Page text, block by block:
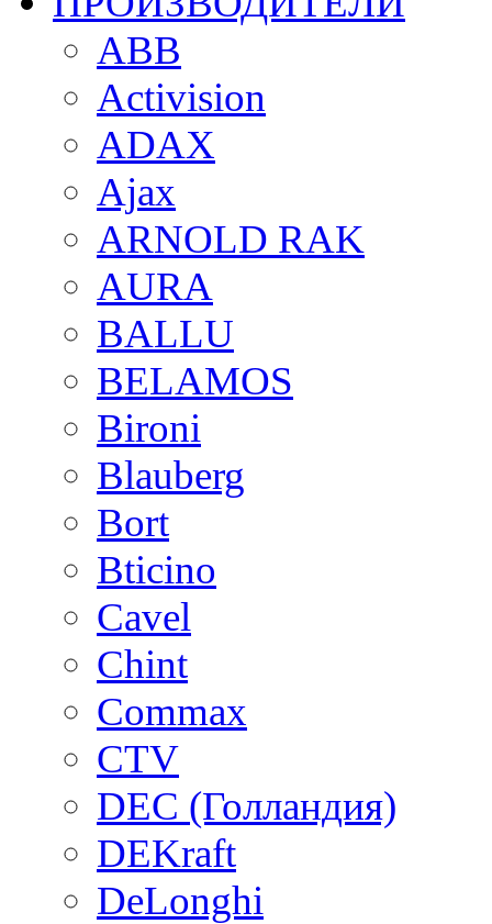
ABB
Activision
ADAX
Ajax
ARNOLD RAK
AURA
BALLU
BELAMOS
Bironi
Blauberg
Bort
Bticino
Cavel
Chint
Commax
CTV
DEC (Голландия)
DEKraft
DeLonghi